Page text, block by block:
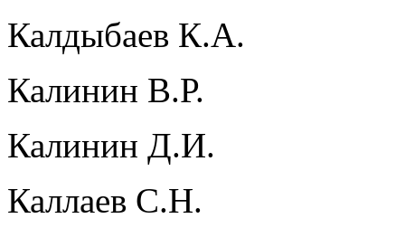
Калдыбаев К.А.
Калинин В.Р.
Калинин Д.И.
Каллаев С.Н.